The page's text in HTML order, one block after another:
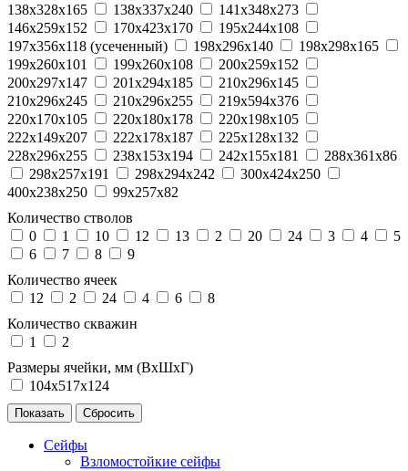
138x328x165
138x337x240
141x348x273
146x259x152
170x423x170
195x244x108
197x356x118 (усеченный)
198x296x140
198x298x165
199x260x101
199x260x108
200x259x152
200x297x147
201x294x185
210x296x145
210x296x245
210x296x255
219x594x376
220x170x105
220x180x178
220x198x105
222x149x207
222x178x187
225x128x132
228x296x255
238x153x194 242x155x181
288x361x86
298x257x191
298x294x242
300x424x250
400x238x250
99x257x82
Количество стволов
0
1 10 12 13 2 20 24 3 4
5
6
7 8
9
Количество ячеек
12
2 24 4 6
8
Количество скважин
1
2
Размеры ячейки, мм (ВхШхГ)
104х517х124
Сейфы
Взломостойкие сейфы